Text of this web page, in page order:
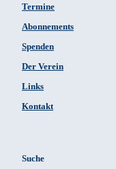
Termine
Abonnements
Spenden
Der Verein
Links
Kontakt
Suche